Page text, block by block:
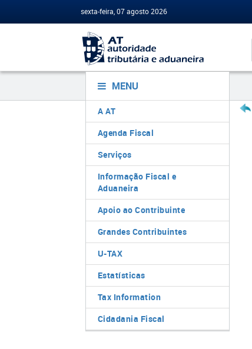
sexta-feira, 07 agosto 2026
MENU
A AT
Agenda Fiscal
Serviços
Informação Fiscal e
Aduaneira
Apoio ao Contribuinte
Grandes Contribuintes
U-TAX
Estatísticas
Tax Information
Cidadania Fiscal